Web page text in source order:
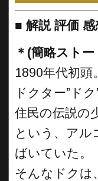
■ 解説 評価 感
＊(簡略スト
1890年代初頭。
ドクター”ド
住民の伝説の
という、アル
ばいていた。
そんなドクは